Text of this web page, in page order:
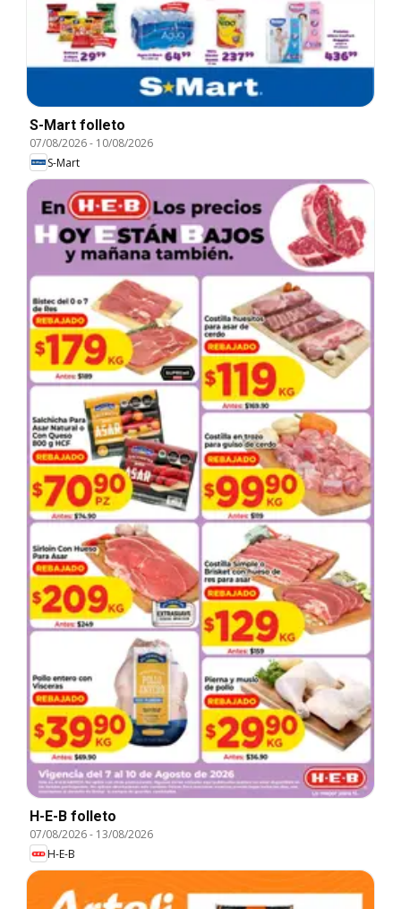
S-Mart folleto
07/08/2026- 10/08/2026
S-Mart
H-E-B folleto
07/08/2026- 13/08/2026
H-E-B